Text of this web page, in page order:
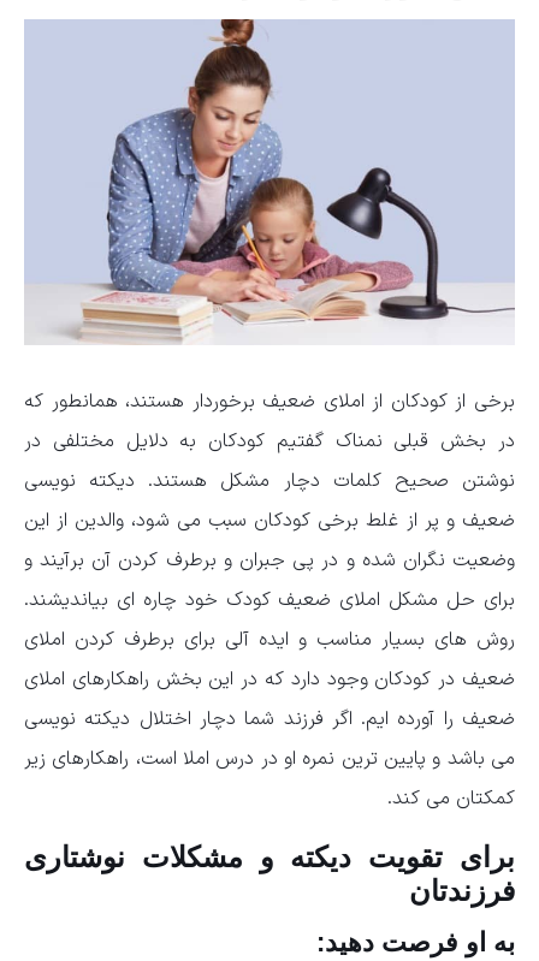
برخی از کودکان از املای ضعیف برخوردار هستند، همانطور که
در بخش قبلی نمناک گفتیم کودکان به دلایل مختلفی در
نوشتن صحیح کلمات دچار مشکل هستند. دیکته نویسی
ضعیف و پر از غلط برخی کودکان سبب می شود، والدین از این
وضعیت نگران شده و در پی جبران و برطرف کردن آن برآیند و
برای حل مشکل املای ضعیف کودک خود چاره ای بیاندیشند.
روش های بسیار مناسب و ایده آلی برای برطرف کردن املای
ضعیف در کودکان وجود دارد که در این بخش راهکارهای املای
ضعیف را آورده ایم. اگر فرزند شما دچار اختلال دیکته نویسی
می باشد و پایین ترین نمره او در درس املا است، راهکارهای زیر
کمکتان می کند.
برای تقویت دیکته و مشکلات نوشتاری
فرزندتان
به او فرصت دهید: